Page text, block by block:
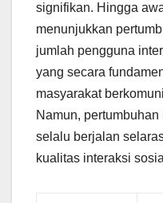
signifikan. Hingga
menunjukkan
jumlah pengguna
yang secara
masyarakat
Namun,
selalu berjalan
kualitas interaksi